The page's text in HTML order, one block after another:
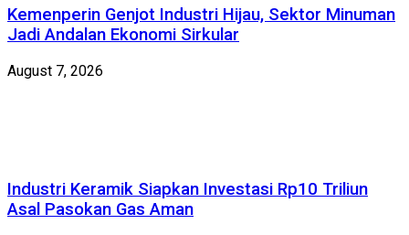
Kemenperin Genjot Industri Hijau, Sektor Minuman
Jadi Andalan Ekonomi Sirkular
August 7, 2026
Industri Keramik Siapkan Investasi Rp10 Triliun
Asal Pasokan Gas Aman